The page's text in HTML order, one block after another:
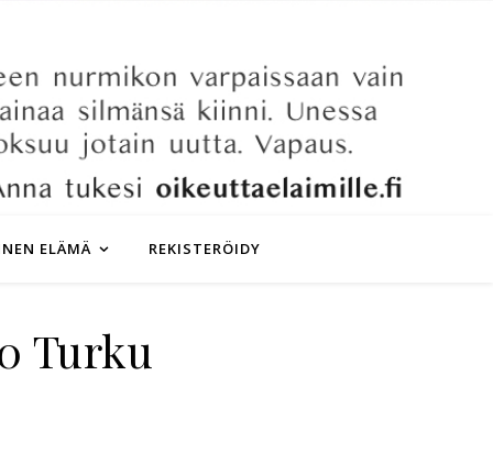
ELÄMÄ REKISTERÖIDY
Turku